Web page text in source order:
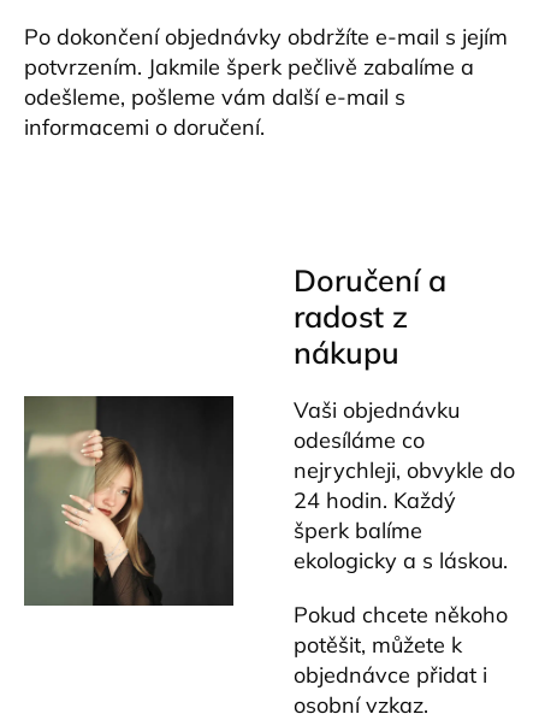
Po dokončení objednávky obdržíte e-mail s jejím
potvrzením. Jakmile šperk pečlivě zabalíme a
odešleme, pošleme vám další e-mail s
informacemi o doručení.
Doručení a
radost z
nákupu
Vaši objednávku
odesíláme co
nejrychleji, obvykle do
24 hodin. Každý
šperk balíme
ekologicky a s láskou.
Pokud chcete někoho
potěšit, můžete k
objednávce přidat i
osobní vzkaz.